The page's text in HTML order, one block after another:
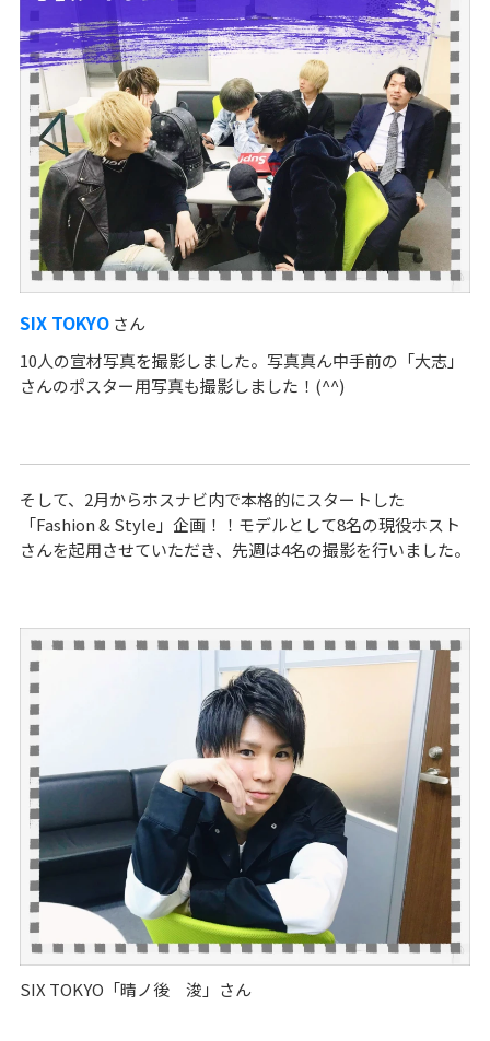
SIX TOKYOさん
10人の宣材写真を撮影しました。写真真ん中手前の「大志」
さんのポスター用写真も撮影しました！(^^)
そして、2月からホスナビ内で本格的にスタートした
「Fashion & Style」企画！！モデルとして8名の現役ホスト
さんを起用させていただき、先週は4名の撮影を行いました。
SIX TOKYO「晴ノ後 浚」さん